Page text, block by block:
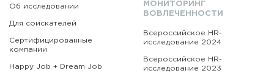
Об исследовании
Для соискателей
Сертифицированные
компании
Happy Job + Dream Job
МОНИТОРИНГ
ВОВЛЕЧЕННОСТИ
Всероссийское HR-
исследование 2024
Всероссийское HR-
исследование 2023